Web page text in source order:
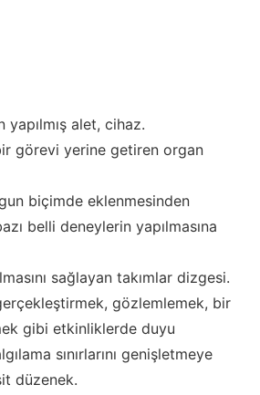
alet, cihaz.
görevi yerine getiren organ
biçimde eklenmesinden
belli deneylerin yapılmasına
sağlayan takımlar dizgesi.
gözlemlemek, bir
gibi etkinliklerde duyu
sınırlarını genişletmeye
düzenek.